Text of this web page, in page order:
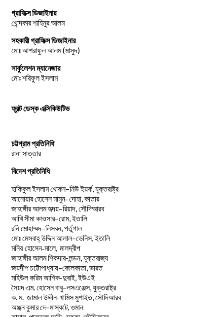
গ্রাফিক্স ডিজাইনার
খোন্দকার শাহিনুর আলম
সহকারী গ্রাফিক্স ডিজাইনার
মোঃ আশরাফুল আলম (মাসুদ)
সার্কুলেশন ম্যানেজার
মোঃ শরিফুল ইসলাম
ফ্রন্ট ডেস্ক এক্সিকিউটিভ
চট্টগ্রাম প্রতিনিধি
রানা সাত্তার
বিদেশ প্রতিনিধি
হাকিকুলইসলামখোকন–নিউইয়র্ক, যুক্তরাষ্ট্র
আনোয়ারহোসেনমামুন-দোহা কাতার
জাহাঙ্গীরআলমহৃদয়–রিয়াদ সৌদিআরব
আখিসীমাকাওসার–রোম,ইতালি
রনিমোহাম্মদ–লিসবন, পর্তুগাল
মোঃমেসবাহ্উদ্দিনআলাল–ভেনিস,ইতালি
মনির হোসেন-মালে, মালদ্বীপ
জাহাঙ্গীর আলম শিকদার-লন্ডন, যুক্তরাজ্য
জয়দীপচট্টোপাধ্যায়–কোলকাতা ভারত
মহিউল করিম আশিক-দুবাই, ইউএই
সৈয়দএম. হোসেনবাবু–লসএঞ্জেল্স, যুক্তরাষ্ট্র
ক ম. জামালউদ্দীন-খামিস মুশাইত, সৌদিআরব
অঞ্জনকুমারদে–মাস্কাট, ওমান